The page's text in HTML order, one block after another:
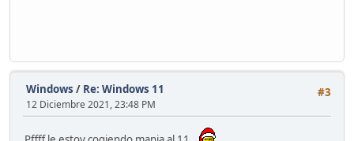
#3
Windows / Re: Windows 11
12 Diciembre 2021, 23:48 PM